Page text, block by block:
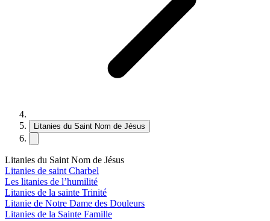
Litanies du Saint Nom de Jésus
Litanies du Saint Nom de Jésus
Litanies de saint Charbel
Les litanies de l’humilité
Litanies de la sainte Trinité
Litanie de Notre Dame des Douleurs
Litanies de la Sainte Famille